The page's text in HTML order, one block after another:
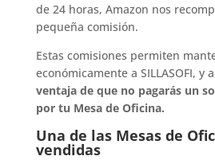
de 24 horas, Amazon nos
pequeña comisión.
Estas comisiones permiten
económicamente a SILLASOFI, y
ventaja de que no pagarás un
por tu Mesa de Oficina.
Una de las Mesas de
vendidas